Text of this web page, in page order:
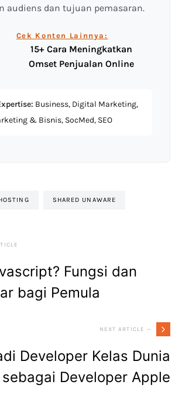
audiens dan tujuan pemasaran.
Cek Konten Lainnya:
15+ Cara Meningkatkan
Omset Penjualan Online
Business, Digital Marketing,
& Bisnis, SocMed, SEO
SHARED UNAWARE
Fungsi dan
bagi Pemula
NEXT ARTICLE —
Developer Kelas Dunia
sebagai Developer Apple